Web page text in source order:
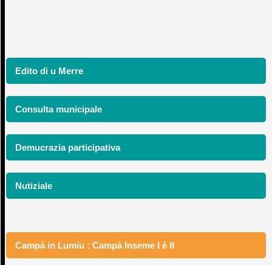
Edito di u Merre
Consulta municipale
Demucrazia participativa
Nutiziale
Campà in Lumiu : Campà Inseme I è II